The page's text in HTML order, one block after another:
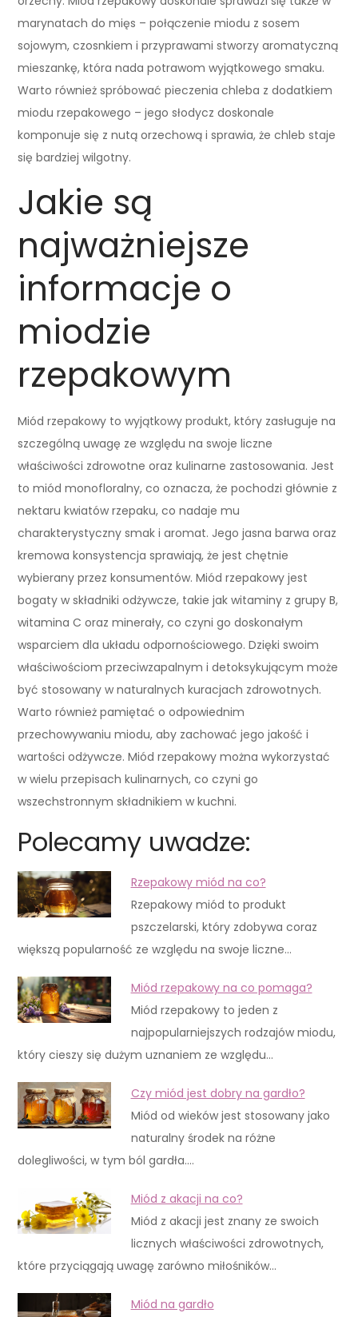
marynatach do mięs – połączenie miodu z sosem
sojowym, czosnkiem i przyprawami stworzy aromatyczną
mieszankę, która nada potrawom wyjątkowego smaku.
Warto również spróbować pieczenia chleba z dodatkiem
miodu rzepakowego – jego słodycz doskonale
komponuje się z nutą orzechową i sprawia, że chleb staje
się bardziej wilgotny.
Jakie są
najważniejsze
informacje o
miodzie
rzepakowym
Miód rzepakowy to wyjątkowy produkt, który zasługuje na
szczególną uwagę ze względu na swoje liczne
właściwości zdrowotne oraz kulinarne zastosowania. Jest
to miód monofloralny, co oznacza, że pochodzi głównie z
nektaru kwiatów rzepaku, co nadaje mu
charakterystyczny smak i aromat. Jego jasna barwa oraz
kremowa konsystencja sprawiają, że jest chętnie
wybierany przez konsumentów. Miód rzepakowy jest
bogaty w składniki odżywcze, takie jak witaminy z grupy B,
witamina C oraz minerały, co czyni go doskonałym
wsparciem dla układu odpornościowego. Dzięki swoim
właściwościom przeciwzapalnym i detoksykującym może
być stosowany w naturalnych kuracjach zdrowotnych.
Warto również pamiętać o odpowiednim
przechowywaniu miodu, aby zachować jego jakość i
wartości odżywcze. Miód rzepakowy można wykorzystać
w wielu przepisach kulinarnych, co czyni go
wszechstronnym składnikiem w kuchni.
Polecamy uwadze:
Rzepakowy miód na co?
Rzepakowy miód to produkt
pszczelarski, który zdobywa coraz
większą popularność ze względu na swoje liczne…
Miód rzepakowy na co pomaga?
Miód rzepakowy to jeden z
najpopularniejszych rodzajów miodu,
który cieszy się dużym uznaniem ze względu…
Czy miód jest dobry na gardło?
Miód od wieków jest stosowany jako
naturalny środek na różne
dolegliwości, w tym ból gardła.…
Miód z akacji na co?
Miód z akacji jest znany ze swoich
licznych właściwości zdrowotnych,
które przyciągają uwagę zarówno miłośników…
Miód na gardło